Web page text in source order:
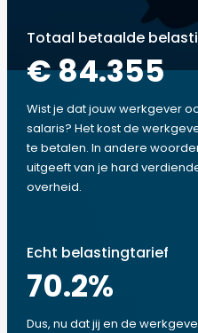
Totaal betaalde
€ 84.355
Wist je dat jouw werkgever
salaris? Het kost de
te betalen. In andere
uitgeeft van je hard
overheid.
Echt belastingtarief
70.2%
Dus, nu dat jij en de